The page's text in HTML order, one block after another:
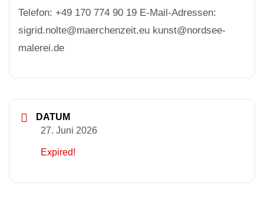
Telefon: +49 170 774 90 19 E-Mail-Adressen:
sigrid.nolte@maerchenzeit.eu kunst@nordsee-
malerei.de
DATUM
27. Juni 2026
Expired!